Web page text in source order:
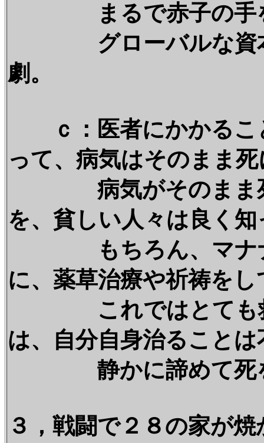
まるで赤子の手を
グローバルな資本
劇。
ｃ：医者にかかるこ
って、病気はそのまま
病気がそのまま死
を、貧しい人々は良く
もちろん、マナナ
に、薬草治療や祈祷を
これではとても救
は、自分自身治ること
静かに諦めて死
３，戦闘で２８の家が焼